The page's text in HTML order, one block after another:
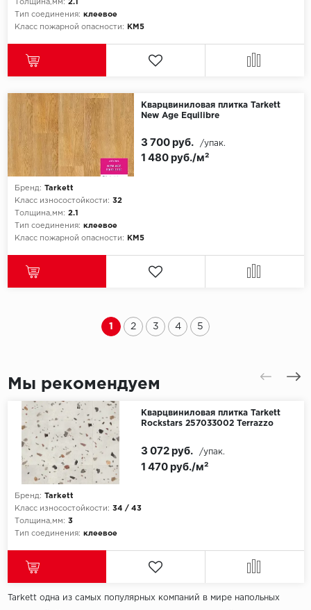
Толщина,мм: 2.1
Тип соединения: клеевое
Класс пожарной опасности:
КМ5
Кварцвиниловая плитка Tarkett
New Age Equilibre
Бренд: Tarkett
Класс износостойкости: 32
Толщина,мм: 2.1
Тип соединения: клеевое
Класс пожарной опасности:
КМ5
1 480 руб./м²
3 700 руб. /упак.
1 2 3 4 5
Мы рекомендуем
Кварцвиниловая плитка Tarkett
Rockstars 257033002 Terrazzo
Бренд: Tarkett
Класс износостойкости: 34 / 43
Толщина,мм: 3
Тип соединения: клеевое
1 470 руб./м²
3 072 руб. /упак.
Tarkett одна из самых популярных компаний в мире напольных